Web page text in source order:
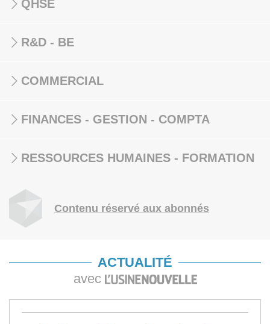
QHSE
R&D - BE
COMMERCIAL
FINANCES - GESTION - COMPTA
RESSOURCES HUMAINES - FORMATION
Contenu réservé aux abonnés
ACTUALITÉ
avec